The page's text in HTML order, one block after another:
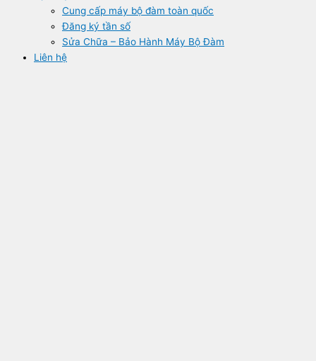
Cung cấp máy bộ đàm toàn quốc
Đăng ký tần số
Sửa Chữa – Bảo Hành Máy Bộ Đàm
Liên hệ